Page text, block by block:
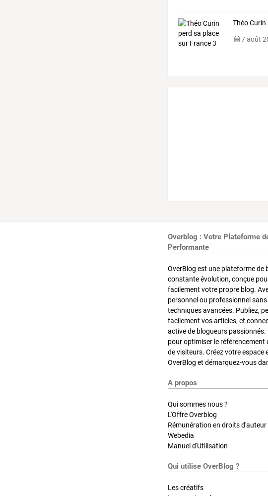
Théo Curin
7 août
Overblog : Votre Plateforme
Performante
OverBlog est une plateforme de
constante évolution, conçue
facilement votre propre blog.
personnel ou professionnel
techniques avancées. Publiez,
facilement vos articles, et
active de blogueurs
pour optimiser le
de visiteurs. Créez votre espace
OverBlog et démarquez-vous
A propos
Qui sommes nous ?
L'Offre Overblog
Rémunération en droits d'auteur
Webedia
Manuel d'Utilisation
Qui utilise OverBlog ?
Les créatifs